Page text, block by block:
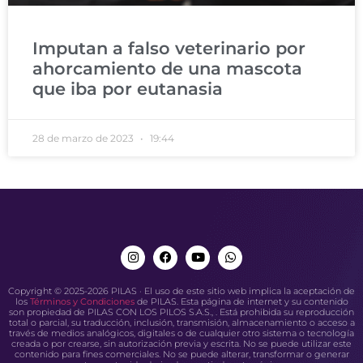
Imputan a falso veterinario por
ahorcamiento de una mascota
que iba por eutanasia
28 de marzo de 2023 19:44
Copyright © 2025-2026 PILAS · El uso de este sitio web implica la aceptación de
los Términos y Condicionesde PILAS. Esta página de internet y su contenido
son propiedad de PILAS CON LOS PILOS S.A.S., . Está prohibida su reproducción
total o parcial, su traducción, inclusión, transmisión, almacenamiento o acceso a
través de medios analógicos, digitales o de cualquier otro sistema o tecnología
creada o por crearse, sin autorización previa y escrita. No se puede utilizar este
contenido para fines comerciales. No se puede alterar, transformar o generar